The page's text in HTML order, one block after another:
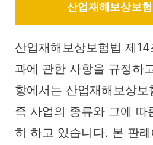
산업재해보상보
산업재해보상보험법 제
과에 관한 사항을 규정하
항에서는 산업재해보상
즉 사업의 종류와 그에 따
히 하고 있습니다. 본 판